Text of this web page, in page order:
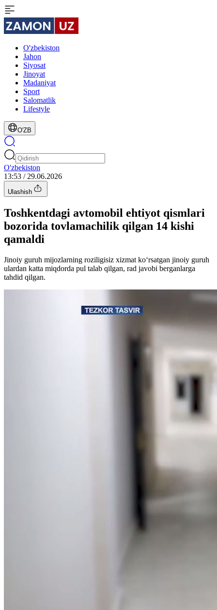
O'zbekiston
Jahon
Siyosat
Jinoyat
Madaniyat
Sport
Salomatlik
Lifestyle
O'ZB
O'zbekiston
13:53 / 29.06.2026
Ulashish
Toshkentdagi avtomobil ehtiyot qismlari
bozorida tovlamachilik qilgan 14 kishi
qamaldi
Jinoiy guruh mijozlarning roziligisiz xizmat ko‘rsatgan jinoiy guruh
ulardan katta miqdorda pul talab qilgan, rad javobi berganlarga
tahdid qilgan.